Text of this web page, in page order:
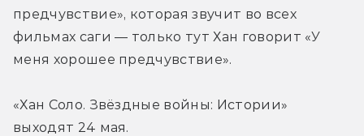
предчувствие», которая звучит во всех
фильмах саги — только тут Хан говорит «У
меня хорошее предчувствие».
«Хан Соло. Звёздные войны: Истории»
выходят 24 мая.